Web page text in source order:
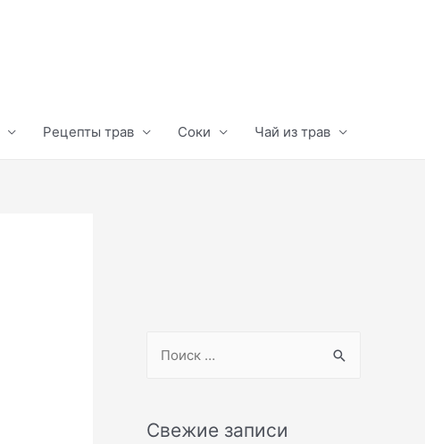
Рецепты трав Соки Чай из трав
Свежие записи